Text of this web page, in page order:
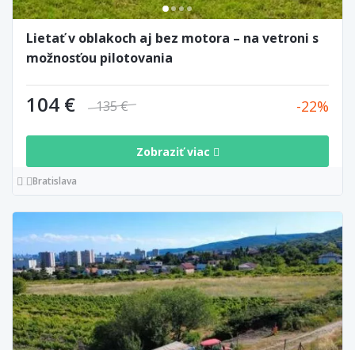
Lietať v oblakoch aj bez motora – na vetroni s
možnosťou pilotovania
104 € 135 € 22
Zobraziť viac
Bratislava